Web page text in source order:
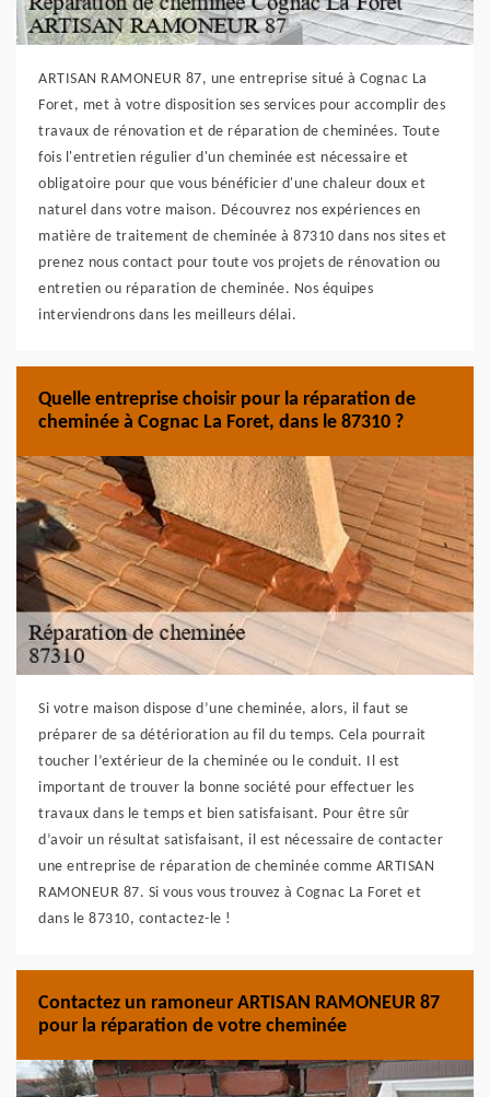
ARTISAN RAMONEUR 87, une entreprise situé à Cognac La
Foret, met à votre disposition ses services pour accomplir des
travaux de rénovation et de réparation de cheminées. Toute
fois l'entretien régulier d'un cheminée est nécessaire et
obligatoire pour que vous bénéficier d'une chaleur doux et
naturel dans votre maison. Découvrez nos expériences en
matière de traitement de cheminée à 87310 dans nos sites et
prenez nous contact pour toute vos projets de rénovation ou
entretien ou réparation de cheminée. Nos équipes
interviendrons dans les meilleurs délai.
Quelle entreprise choisir pour la réparation de
cheminée à Cognac La Foret, dans le 87310 ?
Si votre maison dispose d’une cheminée, alors, il faut se
préparer de sa détérioration au fil du temps. Cela pourrait
toucher l’extérieur de la cheminée ou le conduit. Il est
important de trouver la bonne société pour effectuer les
travaux dans le temps et bien satisfaisant. Pour être sûr
d’avoir un résultat satisfaisant, il est nécessaire de contacter
une entreprise de réparation de cheminée comme ARTISAN
RAMONEUR 87. Si vous vous trouvez à Cognac La Foret et
dans le 87310, contactez-le !
Contactez un ramoneur ARTISAN RAMONEUR 87
pour la réparation de votre cheminée